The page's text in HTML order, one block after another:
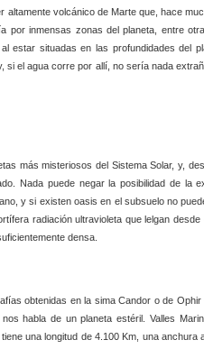
volcánico de Marte que, hace
por inmensas zonas del planeta, entre
estar situadas en las profundidades del
el agua corre por allí, no sería nada
más misteriosos del Sistema Solar, y,
Nada puede negar la posibilidad de la
y si existen oasis en el subsuelo no
radiación ultravioleta que lelgan
densa.
obtenidas en la sima Candor o de Ophir
habla de un planeta estéril. Valles
una longitud de 4.100 Km, una